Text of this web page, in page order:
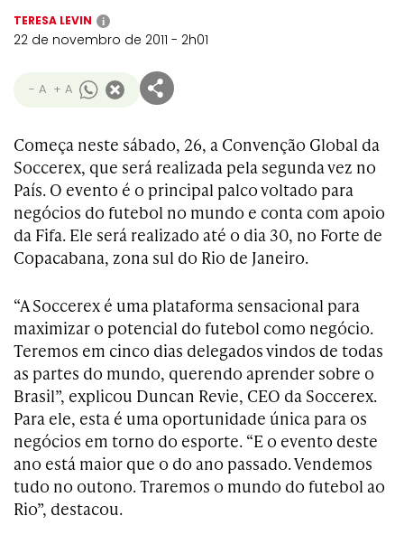
TERESA LEVIN i
22 de novembro de 2011 - 2h01
- A + A
Começa neste sábado, 26, a Convenção Global da
Soccerex, que será realizada pela segunda vez no
País. O evento é o principal palco voltado para
negócios do futebol no mundo e conta com apoio
da Fifa. Ele será realizado até o dia 30, no Forte de
Copacabana, zona sul do Rio de Janeiro.
“A Soccerex é uma plataforma sensacional para
maximizar o potencial do futebol como negócio.
Teremos em cinco dias delegados vindos de todas
as partes do mundo, querendo aprender sobre o
Brasil”, explicou Duncan Revie, CEO da Soccerex.
Para ele, esta é uma oportunidade única para os
negócios em torno do esporte. “E o evento deste
ano está maior que o do ano passado. Vendemos
tudo no outono. Traremos o mundo do futebol ao
Rio”, destacou.